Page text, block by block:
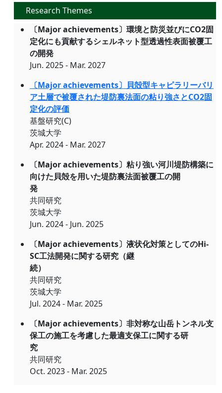
Research Themes
〔Major achievements〕環境と防災並びにCO2固
定化にも貢献するシェルネット型透過性表面被覆工
の開発
Jun. 2025 - Mar. 2027
〔Major achievements〕貝殻型キャピラリーバリ
ア土層で被覆された堤防裏法面の粘り強さとCO2固
定化の評価
基盤研究(C)
茨城大学
Apr. 2024 - Mar. 2027
〔Major achievements〕粘り強い河川堤防構築に
向けた貝殻を用いた堤防裏法面被覆工の開
発
共同研究
茨城大学
Jun. 2024 - Jun. 2025
〔Major achievements〕液状化対策としてのHi-
SC工法開発に関する研究（継
続）
共同研究
茨城大学
Jul. 2024 - Mar. 2025
〔Major achievements〕非対称な山岳トンネル支
保工の施工を考慮した最適支保工に関する研
究
共同研究
Oct. 2023 - Mar. 2025